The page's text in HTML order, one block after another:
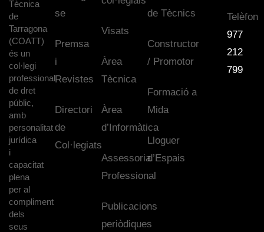
Tècnica
de
Tarragona
(COATT)
és un
col·legi
professional
de dret
públic,
amb
personalitat
jurídica
i
capacitat
plena
per al
compliment
dels
seus
se
Premsa
i
Revistes
Directori
de
Col·legiats
Visats
Àrea
Tècnica
Àrea
d’Informàtica
Assessoria
Professional
Publicacions
periòdiques
de Tècnics
Constructor
/ Promotor
Formació a
Mida
Lloguer
d’Espais
Telèfon
977
212
799